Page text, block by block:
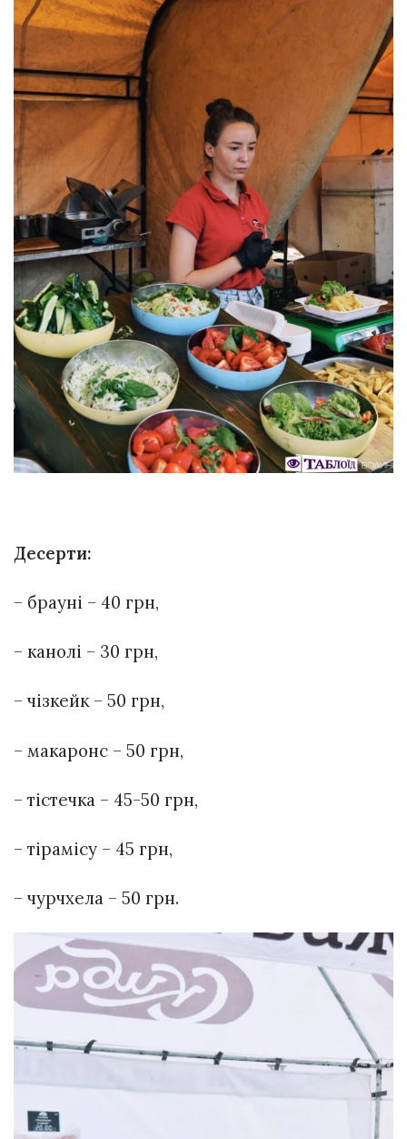
Десерти:
– брауні – 40 грн,
– канолі – 30 грн,
– чізкейк – 50 грн,
– макаронс – 50 грн,
– тістечка – 45-50 грн,
– тірамісу – 45 грн,
– чурчхела – 50 грн.